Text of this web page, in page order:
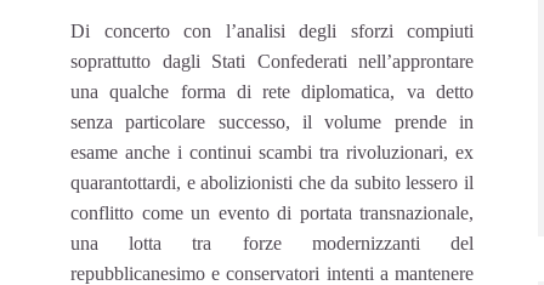
Di concerto con l’analisi degli sforzi compiuti
soprattutto dagli Stati Confederati nell’approntare
una qualche forma di rete diplomatica, va detto
senza particolare successo, il volume prende in
esame anche i continui scambi tra rivoluzionari, ex
quarantottardi, e abolizionisti che da subito lessero il
conflitto come un evento di portata transnazionale,
una lotta tra forze modernizzanti del
repubblicanesimo e conservatori intenti a mantenere